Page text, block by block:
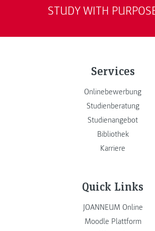
STUDY WITH
Services
Onlinebewerbung
Studienberatung
Studienangebot
Bibliothek
Karriere
Quick Links
JOANNEUM Online
Moodle Plattform